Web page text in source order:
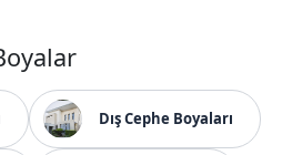
Dış Cephe Boyaları